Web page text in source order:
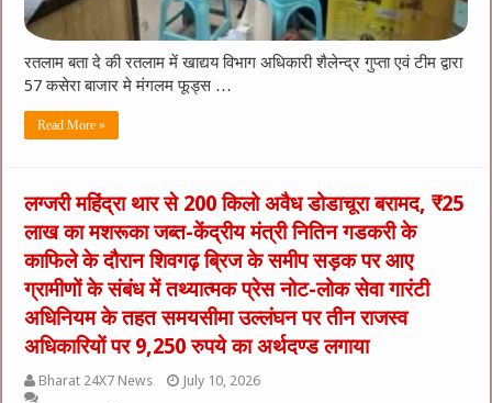
रतलाम बता दे की रतलाम में खाद्यय विभाग अधिकारी शैलेन्द्र गुप्ता एवं टीम द्वारा
57 कसेरा बाजार मे मंगलम फूड्स …
Read More »
लग्जरी महिंद्रा थार से 200 किलो अवैध डोडाचूरा बरामद, ₹25
लाख का मशरूका जब्त-केंद्रीय मंत्री नितिन गडकरी के
काफिले के दौरान शिवगढ़ ब्रिज के समीप सड़क पर आए
ग्रामीणों के संबंध में तथ्यात्मक प्रेस नोट-लोक सेवा गारंटी
अधिनियम के तहत समयसीमा उल्लंघन पर तीन राजस्व
अधिकारियों पर 9,250 रुपये का अर्थदण्ड लगाया
Bharat 24X7 News
July 10, 2026